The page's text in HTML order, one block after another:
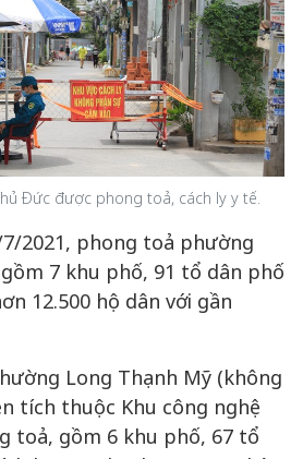
Đức được phong toả, cách ly y tế.
2021, phong toả phường
7 khu phố, 91 tổ dân phố
12.500 hộ dân với gần
Long Thạnh Mỹ (không
tích thuộc Khu công nghệ
toả, gồm 6 khu phố, 67 tổ